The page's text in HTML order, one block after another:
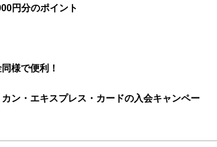
円分のポイント
様で便利！
ン・エキスプレス・カードの入会キャンペー